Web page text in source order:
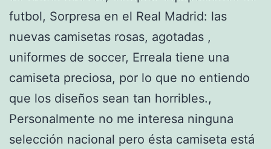
futbol, Sorpresa en el Real Madrid: las
nuevas camisetas rosas, agotadas ,
uniformes de soccer, Erreala tiene una
camiseta preciosa, por lo que no entiendo
que los diseños sean tan horribles.,
Personalmente no me interesa ninguna
selección nacional pero ésta camiseta está